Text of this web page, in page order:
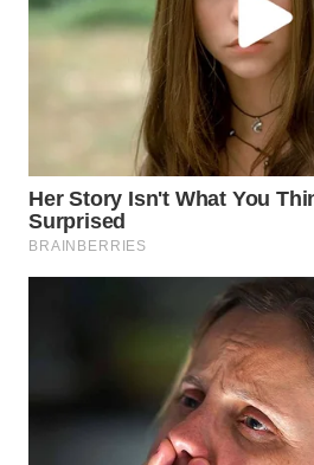
TANJUNG
LESUNG
WN
WN
SIMALUNGUN
WN